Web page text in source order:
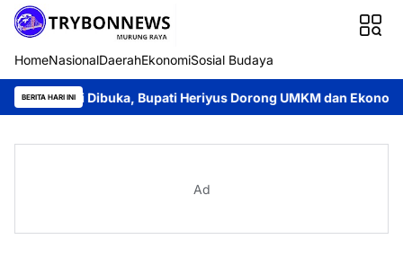
HomeNasionalDaerahEkonomiSosial Budaya
BERITA HARI INI
Bupati Heriyus Dorong UMKM dan Ekonomi Lokal
Ad